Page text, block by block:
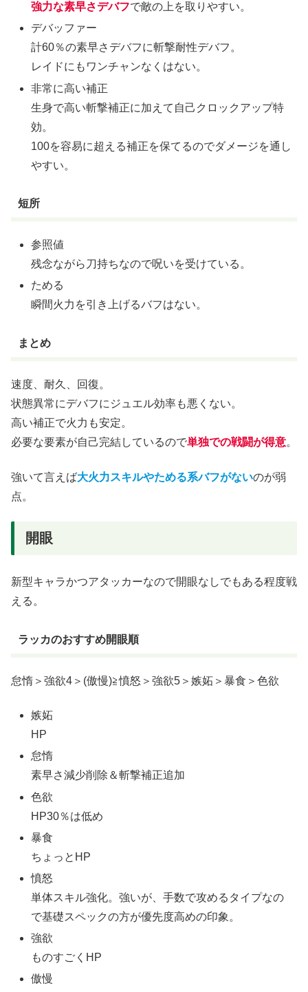
強力な素早さデバフで敵の上を取りやすい。
デバッファー
計60％の素早さデバフに斬撃耐性デバフ。
レイドにもワンチャンなくはない。
非常に高い補正
生身で高い斬撃補正に加えて自己クロックアップ特
効。
100を容易に超える補正を保てるのでダメージを通し
やすい。
短所
参照値
残念ながら刀持ちなので呪いを受けている。
ためる
瞬間火力を引き上げるバフはない。
まとめ
速度、耐久、回復。
状態異常にデバフにジュエル効率も悪くない。
高い補正で火力も安定。
必要な要素が自己完結しているので単独での戦闘が得意。
強いて言えば大火力スキルやためる系バフがないのが弱
点。
開眼
新型キャラかつアタッカーなので開眼なしでもある程度戦
える。
ラッカのおすすめ開眼順
怠惰＞強欲4＞(傲慢)≧憤怒＞強欲5＞嫉妬＞暴食＞色欲
嫉妬
HP
怠惰
素早さ減少削除＆斬撃補正追加
色欲
HP30％は低め
暴食
ちょっとHP
憤怒
単体スキル強化。強いが、手数で攻めるタイプなの
で基礎スペックの方が優先度高めの印象。
強欲
ものすごくHP
傲慢